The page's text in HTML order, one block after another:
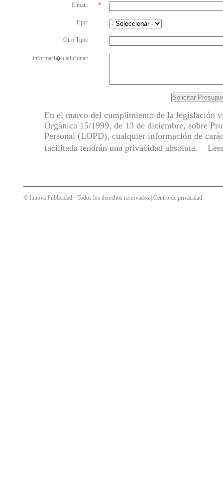
E.mail: *
Tipo:
Otro Tipo:
Informaci�n adicional:
En el marco del cumplimiento de la legislación
Orgánica 15/1999, de 13 de diciembre, sobre
Personal (LOPD), cualquier información de
facilitada tendrán una privacidad absoluta.
© Innova Publicidad· Todos los derechos reservados | Centro de privacidad